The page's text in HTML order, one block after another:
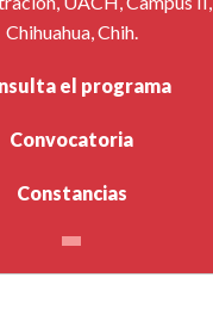
Chihuahua, Chih.
el programa
Convocatoria
Constancias